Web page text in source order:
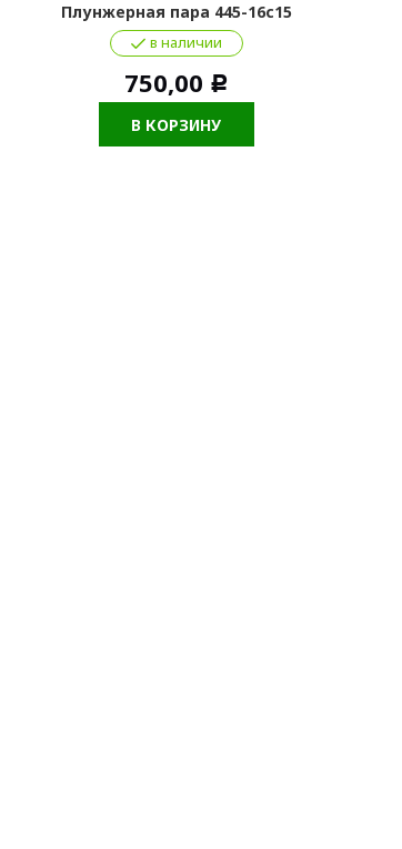
Плунжерная пара 445-16с15
в наличии
750,00 Р
В КОРЗИНУ